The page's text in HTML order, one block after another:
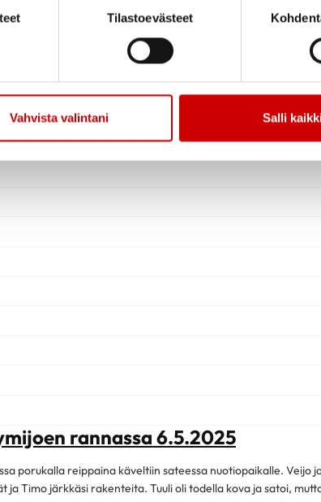
Tilastoevästeet
Vahvista valintani Salli kaikki
rannassa 6.5.2025
porukalla reippaina käveltiin sateessa nuotiopaikalle. Veijo
ja Timo järkkäsi rakenteita. Tuuli oli todella kova ja satoi,